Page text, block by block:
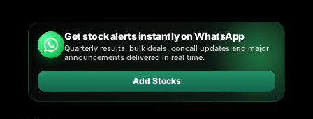
Get stock alerts instantly on WhatsApp
Quarterly results, bulk deals, concall updates and major
announcements delivered in real time.
Add Stocks